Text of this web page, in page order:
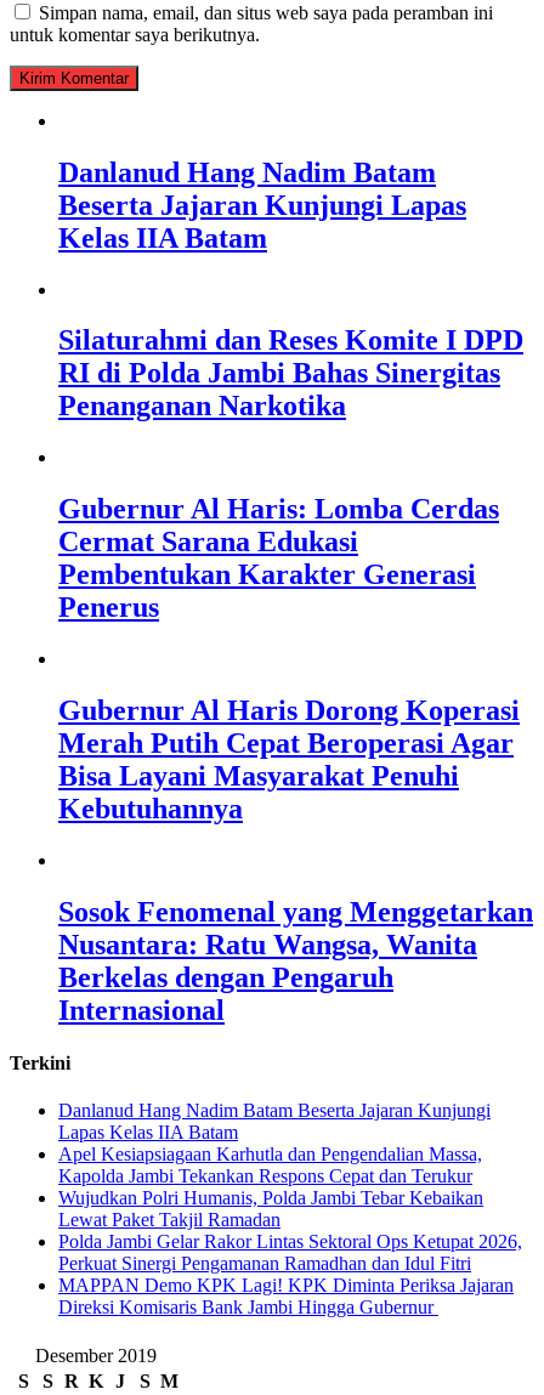
Simpan nama, email, dan situs web saya pada peramban ini
untuk komentar saya berikutnya.
Danlanud Hang Nadim Batam
Beserta Jajaran Kunjungi Lapas
Kelas IIA Batam
Silaturahmi dan Reses Komite I DPD
RI di Polda Jambi Bahas Sinergitas
Penanganan Narkotika
Gubernur Al Haris: Lomba Cerdas
Cermat Sarana Edukasi
Pembentukan Karakter Generasi
Penerus
Gubernur Al Haris Dorong Koperasi
Merah Putih Cepat Beroperasi Agar
Bisa Layani Masyarakat Penuhi
Kebutuhannya
Sosok Fenomenal yang Menggetarkan
Nusantara: Ratu Wangsa, Wanita
Berkelas dengan Pengaruh
Internasional
Terkini
Danlanud Hang Nadim Batam Beserta Jajaran Kunjungi
Lapas Kelas IIA Batam
Apel Kesiapsiagaan Karhutla dan Pengendalian Massa,
Kapolda Jambi Tekankan Respons Cepat dan Terukur
Wujudkan Polri Humanis, Polda Jambi Tebar Kebaikan
Lewat Paket Takjil Ramadan
Polda Jambi Gelar Rakor Lintas Sektoral Ops Ketupat 2026,
Perkuat Sinergi Pengamanan Ramadhan dan Idul Fitri
‎MAPPAN Demo KPK Lagi! KPK Diminta Periksa Jajaran
Direksi Komisaris Bank Jambi Hingga Gubernur ‎
Desember 2019
S
S R K J S M